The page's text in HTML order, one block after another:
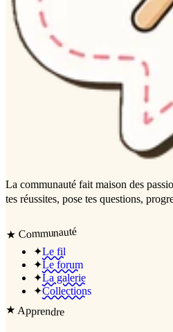
La communauté fait maison des
tes réussites, pose tes questions,
★ Communauté
✦Le fil
✦Le forum
✦La galerie
✦Collections
★Apprendre